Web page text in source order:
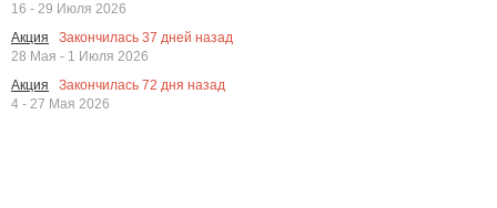
16 - 29 Июля 2026
Акция
Закончилась 37 дней назад
28 Мая - 1 Июля 2026
Акция
Закончилась 72 дня назад
4 - 27 Мая 2026